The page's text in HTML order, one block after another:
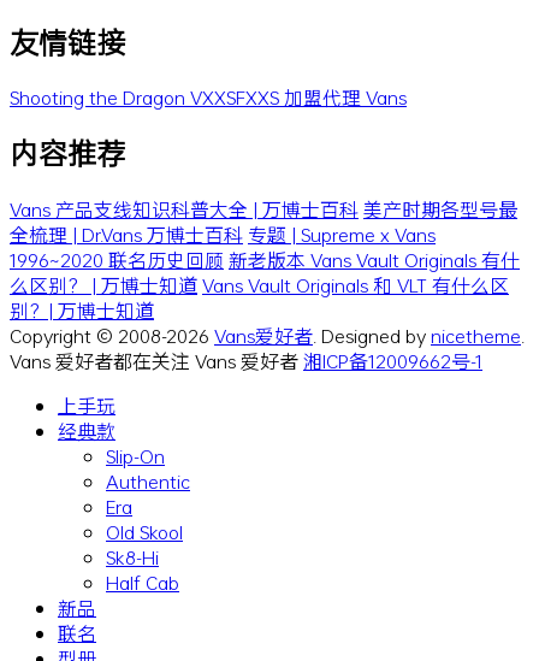
友情链接
Shooting the Dragon VXXSFXXS加盟代理 Vans
内容推荐
Vans 产品支线知识科普大全 | 万博士百科美产时期各型号最
全梳理 | Dr.Vans 万博士百科 专题 | Supreme x Vans
1996~2020 联名历史回顾 新老版本 Vans Vault Originals 有什
么区别？ | 万博士知道Vans Vault Originals 和 VLT 有什么区
别？| 万博士知道
Copyright © 2008-2026 Vans爱好者. Designed bynicetheme.
Vans 爱好者都在关注 Vans 爱好者湘ICP备12009662号-1
上手玩
经典款
Slip-On
Authentic
Era
Old Skool
Sk8-Hi
Half Cab
新品
联名